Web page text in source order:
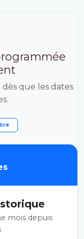
que les dates
mois depuis